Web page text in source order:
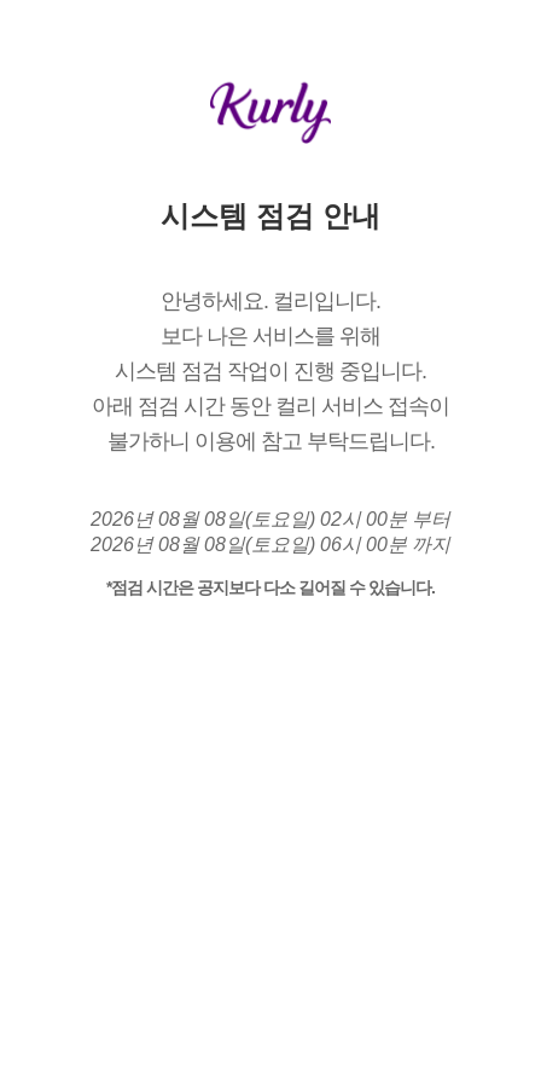
시스템 점검 안내
안녕하세요. 컬리입니다.
보다 나은 서비스를 위해
시스템 점검 작업이 진행 중입니다.
아래 점검 시간 동안 컬리 서비스 접속이
불가하니 이용에 참고 부탁드립니다.
2026년 08월 08일(토요일) 02시 00분 부터
2026년 08월 08일(토요일) 06시 00분 까지
*점검 시간은 공지보다 다소 길어질 수 있습니다.